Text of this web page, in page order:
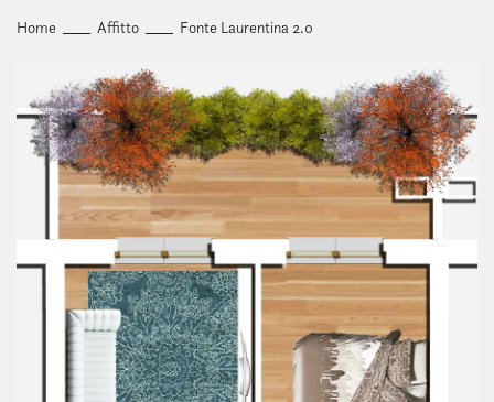
Home Affitto Fonte Laurentina 2.0